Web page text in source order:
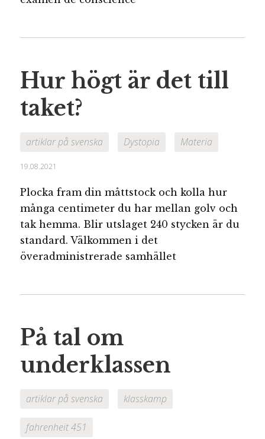
Hur högt är det till
taket?
artiklar på svenska Dystopia Materia
19.08.2021
Plocka fram din måttstock och kolla hur
många centimeter du har mellan golv och
tak hemma. Blir utslaget 240 stycken är du
standard. Välkommen i det
överadministrerade samhället
På tal om
underklassen
artiklar på svenska klasskamp
fahrenheit 451